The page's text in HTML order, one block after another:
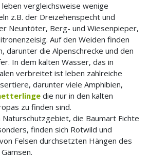
vergleichsweise wenige
z.B. der Dreizehenspecht und
Neuntöter, Berg- und Wiesenpieper,
Auf den Weiden finden
darunter die Alpenschrecke und den
In dem kalten Wasser, das in
verbreitet ist leben zahlreiche
darunter viele Amphibien,
die nur in den kalten
zu finden sind.
Naturschutzgebiet, die Baumart Fichte
finden sich Rotwild und
Felsen durchsetzten Hängen des